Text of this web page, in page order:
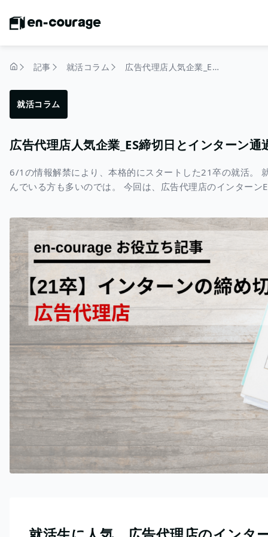
記事 就活コラム 広告代理店人気企業_ES締切日とインターン通過ESまとめ
就活コラム
広告代理店人気企業_ES締切日とインターン通
6/1の情報解禁により、本格的にスタートした21卒の就活。
んでいる方も多いのでは。 今回は、広告代理店のインターン